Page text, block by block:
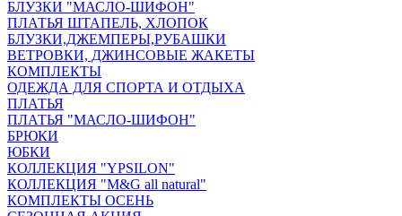
БЛУЗКИ "МАСЛО-ШИФОН"
ПЛАТЬЯ ШТАПЕЛЬ, ХЛОПОК
БЛУЗКИ,ДЖЕМПЕРЫ,РУБАШКИ
ВЕТРОВКИ, ДЖИНСОВЫЕ ЖАКЕТЫ
КОМПЛЕКТЫ
ОДЕЖДА ДЛЯ СПОРТА И ОТДЫХА
ПЛАТЬЯ
ПЛАТЬЯ "МАСЛО-ШИФОН"
БРЮКИ
ЮБКИ
КОЛЛЕКЦИЯ "YPSILON"
КОЛЛЕКЦИЯ "M&G all natural"
КОМПЛЕКТЫ ОСЕНЬ